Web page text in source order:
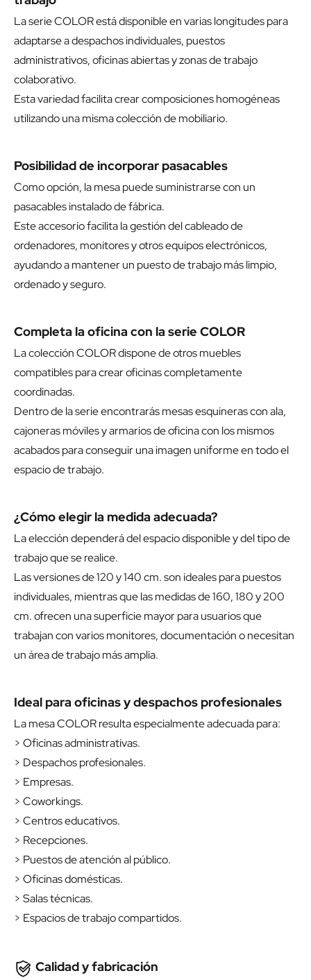
La serie COLOR está disponible en varias longitudes para
adaptarse a despachos individuales, puestos
administrativos, oficinas abiertas y zonas de trabajo
colaborativo.
Esta variedad facilita crear composiciones homogéneas
utilizando una misma colección de mobiliario.
Posibilidad de incorporar pasacables
Como opción, la mesa puede suministrarse con un
pasacables instalado de fábrica.
Este accesorio facilita la gestión del cableado de
ordenadores, monitores y otros equipos electrónicos,
ayudando a mantener un puesto de trabajo más limpio,
ordenado y seguro.
Completa la oficina con la serie COLOR
La colección COLOR dispone de otros muebles
compatibles para crear oficinas completamente
coordinadas.
Dentro de la serie encontrarás mesas esquineras con ala,
cajoneras móviles y armarios de oficina con los mismos
acabados para conseguir una imagen uniforme en todo el
espacio de trabajo.
¿Cómo elegir la medida adecuada?
La elección dependerá del espacio disponible y del tipo de
trabajo que se realice.
Las versiones de 120 y 140 cm. son ideales para puestos
individuales, mientras que las medidas de 160, 180 y 200
cm. ofrecen una superficie mayor para usuarios que
trabajan con varios monitores, documentación o necesitan
un área de trabajo más amplia.
Ideal para oficinas y despachos profesionales
La mesa COLOR resulta especialmente adecuada para:
> Oficinas administrativas.
> Despachos profesionales.
> Empresas.
> Coworkings.
> Centros educativos.
> Recepciones.
> Puestos de atención al público.
> Oficinas domésticas.
> Salas técnicas.
> Espacios de trabajo compartidos.
Calidad y fabricación